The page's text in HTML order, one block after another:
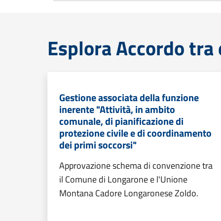
Esplora Accordo
Gestione associata della funzione
inerente "Attività, in ambito
comunale, di pianificazione di
protezione civile e di coordinamento
dei primi soccorsi"
Approvazione schema di convenzione tra
il Comune di Longarone e l'Unione
Montana Cadore Longaronese Zoldo.